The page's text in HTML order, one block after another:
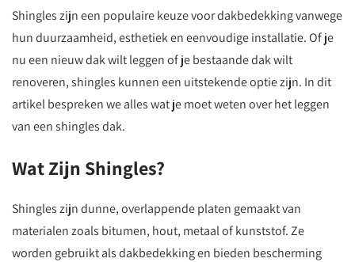
Shingles zijn een populaire keuze voor dakbedekking vanwege
hun duurzaamheid, esthetiek en eenvoudige installatie. Of je
nu een nieuw dak wilt leggen of je bestaande dak wilt
renoveren, shingles kunnen een uitstekende optie zijn. In dit
artikel bespreken we alles wat je moet weten over het leggen
van een shingles dak.
Wat Zijn Shingles?
Shingles zijn dunne, overlappende platen gemaakt van
materialen zoals bitumen, hout, metaal of kunststof. Ze
worden gebruikt als dakbedekking en bieden bescherming